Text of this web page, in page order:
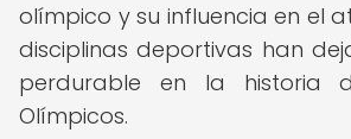
olímpico y su influencia en el
disciplinas deportivas han
perdurable en la historia
Olímpicos.